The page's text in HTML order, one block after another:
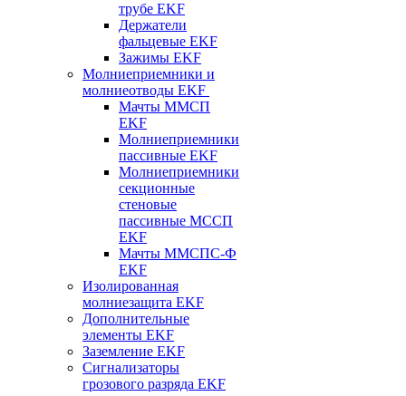
трубе EKF
Держатели
фальцевые EKF
Зажимы EKF
Молниеприемники и
молниеотводы EKF
Мачты ММСП
EKF
Молниеприемники
пассивные EKF
Молниеприемники
секционные
стеновые
пассивные МССП
EKF
Мачты ММСПС-Ф
EKF
Изолированная
молниезащита EKF
Дополнительные
элементы EKF
Заземление EKF
Сигнализаторы
грозового разряда EKF